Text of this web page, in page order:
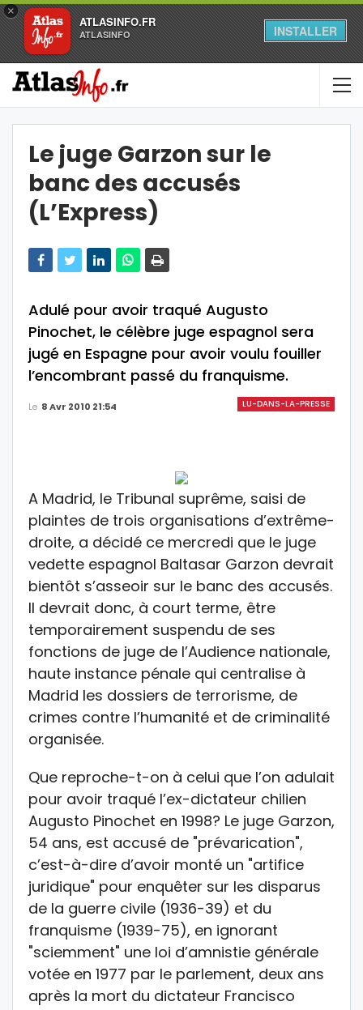
×
ATLASINFO.FR
ATLASINFO INSTALLER
Le juge Garzon sur le
banc des accusés
(L’Express)
Adulé pour avoir traqué Augusto
Pinochet, le célèbre juge espagnol sera
jugé en Espagne pour avoir voulu fouiller
l’encombrant passé du franquisme.
LU-DANS-LA-PRESSE
Le 8 Avr 2010 21:54
A Madrid, le Tribunal suprême, saisi de
plaintes de trois organisations d’extrême-
droite, a décidé ce mercredi que le juge
vedette espagnol Baltasar Garzon devrait
bientôt s’asseoir sur le banc des accusés.
Il devrait donc, à court terme, être
temporairement suspendu de ses
fonctions de juge de l’Audience nationale,
haute instance pénale qui centralise à
Madrid les dossiers de terrorisme, de
crimes contre l’humanité et de criminalité
organisée.
Que reproche-t-on à celui que l’on adulait
pour avoir traqué l’ex-dictateur chilien
Augusto Pinochet en 1998? Le juge Garzon,
54 ans, est accusé de "prévarication",
c’est-à-dire d’avoir monté un "artifice
juridique" pour enquêter sur les disparus
de la guerre civile (1936-39) et du
franquisme (1939-75), en ignorant
"sciemment" une loi d’amnistie générale
votée en 1977 par le parlement, deux ans
après la mort du dictateur Francisco